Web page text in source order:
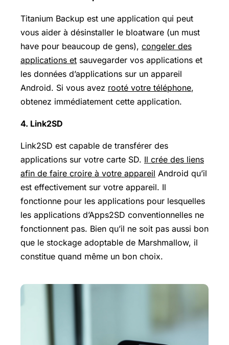
Titanium Backup est une application qui peut
vous aider à désinstaller le bloatware (un must
have pour beaucoup de gens), congeler des
applications et sauvegarder vos applications et
les données d’applications sur un appareil
Android. Si vous avez rooté votre téléphone,
obtenez immédiatement cette application.
4. Link2SD
Link2SD est capable de transférer des
applications sur votre carte SD. Il crée des liens
afin de faire croire à votre appareil Android qu’il
est effectivement sur votre appareil. Il
fonctionne pour les applications pour lesquelles
les applications d’Apps2SD conventionnelles ne
fonctionnent pas. Bien qu’il ne soit pas aussi bon
que le stockage adoptable de Marshmallow, il
constitue quand même un bon choix.